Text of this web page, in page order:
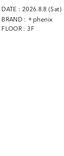
DATE : 2026.8.8 (Sat)
BRAND : ＋phenix
FLOOR : 3F